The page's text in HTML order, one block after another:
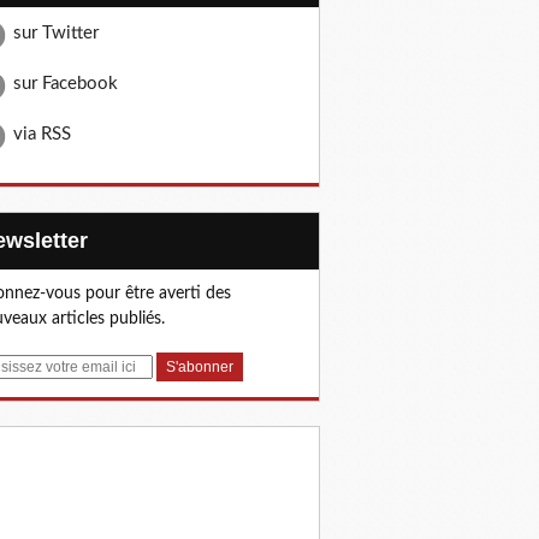
sur Twitter
sur Facebook
via RSS
vous pour être averti des
articles publiés.